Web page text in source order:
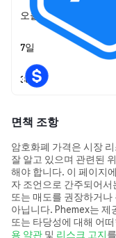
오늘
7일
30일
면책 조항
암호화폐 가격은 시장
잘 알고 있으며 관련된
해야 합니다. 이 페이지
자 조언으로 간주되어
또는 매도를 권장하거
아닙니다. Phemex는 제
또는 타당성에 대해 어
용 약관 및 리스크 고지